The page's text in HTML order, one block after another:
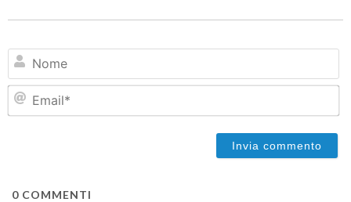
0 COMMENTI